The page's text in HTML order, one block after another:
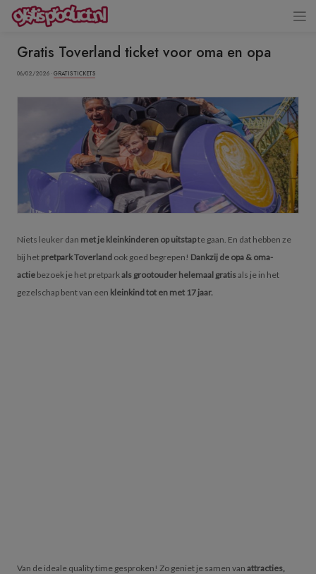
Gratis Toverland ticket voor oma en opa
06/02/2026 ·GRATIS TICKETS
Niets leuker dan met je kleinkinderen op uitstapte gaan. En dat hebben ze
bij het pretpark Toverland ook goed begrepen! Dankzij de opa & oma-
actie bezoek je het pretparkals grootouder helemaal gratisals je in het
gezelschap bent van een kleinkind tot en met 17 jaar.
Van de ideale quality time gesproken! Zo geniet je samen van attracties,